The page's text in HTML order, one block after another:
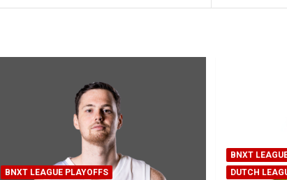
BNXT LEAGUE PLAYOFFS
BNXT
DUTCH